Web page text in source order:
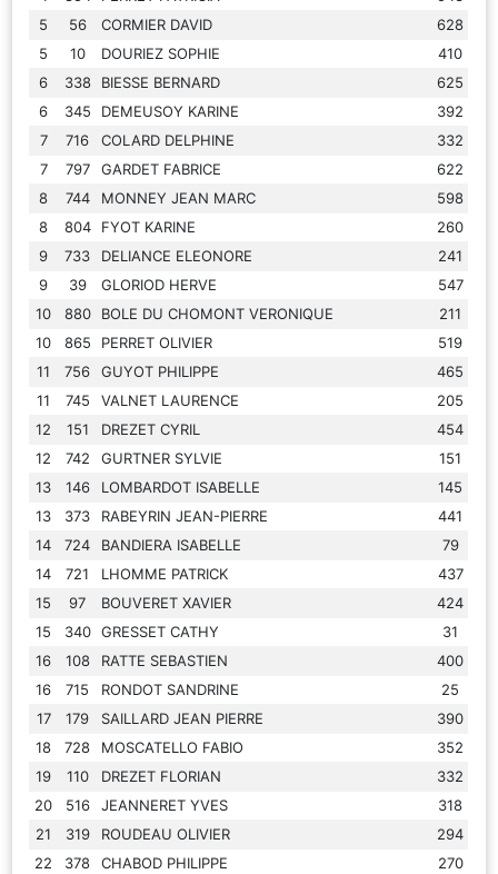
5
56 CORMIER DAVID
628
5
10 DOURIEZ SOPHIE
410
6
338 BIESSE BERNARD
625
6
345 DEMEUSOY KARINE
392
7
716 COLARD DELPHINE
332
7
797 GARDET FABRICE
622
8
744 MONNEY JEAN MARC
598
8
804 FYOT KARINE
260
9
733 DELIANCE ELEONORE
241
9
39 GLORIOD HERVE
547
10
880 BOLE DU CHOMONT VERONIQUE
211
10
865 PERRET OLIVIER
519
11
756 GUYOT PHILIPPE
465
11
745 VALNET LAURENCE
205
12
151 DREZET CYRIL
454
12
742 GURTNER SYLVIE
151
13
146 LOMBARDOT ISABELLE
145
13
373 RABEYRIN JEAN-PIERRE
441
14
724 BANDIERA ISABELLE
79
14
721 LHOMME PATRICK
437
15
97 BOUVERET XAVIER
424
15
340 GRESSET CATHY
31
16
108 RATTE SEBASTIEN
400
16
715 RONDOT SANDRINE
25
17
179 SAILLARD JEAN PIERRE
390
18
728 MOSCATELLO FABIO
352
19
110 DREZET FLORIAN
332
20
516 JEANNERET YVES
318
21
319 ROUDEAU OLIVIER
294
22
378 CHABOD PHILIPPE
270